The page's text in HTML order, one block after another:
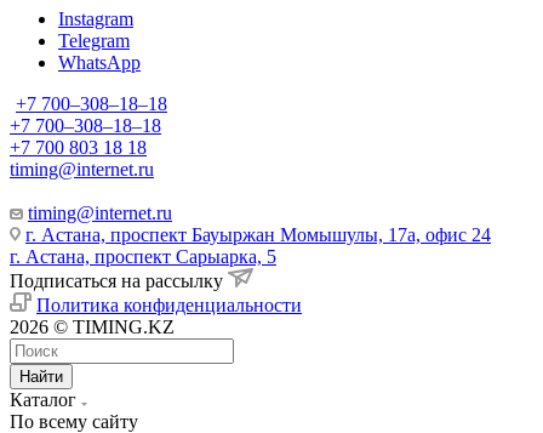
Instagram
Telegram
WhatsApp
+7 700‒308‒18‒18
+7 700‒308‒18‒18
+7 700 803 18 18
timing@internet.ru
timing@internet.ru
г. Астана, проспект Бауыржан Момышулы, 17а, офис 24
г. Астана, проспект Сарыарка, 5
Подписаться на рассылку
Политика конфиденциальности
2026 © TIMING.KZ
Найти
Каталог
По всему сайту